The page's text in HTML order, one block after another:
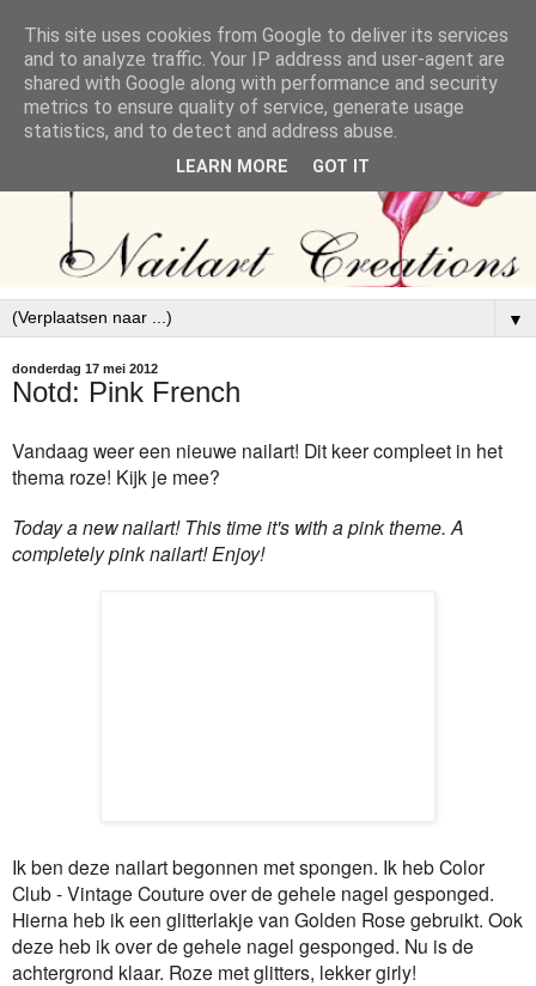
▼
donderdag 17 mei 2012
Notd: Pink French
Vandaag weer een nieuwe nailart! Dit keer compleet in het
thema roze! Kijk je mee?
Today a new nailart! This time it's with a pink theme. A
completely pink nailart! Enjoy!
Ik ben deze nailart begonnen met spongen. Ik heb Color
Club - Vintage Couture over de gehele nagel gesponged.
Hierna heb ik een glitterlakje van Golden Rose gebruikt. Ook
deze heb ik over de gehele nagel gesponged. Nu is de
achtergrond klaar. Roze met glitters, lekker girly!
This site uses cookies from Google to deliver its services
and to analyze traffic. Your IP address and user-agent are
shared with Google along with performance and security
metrics to ensure quality of service, generate usage
statistics, and to detect and address abuse.
LEARN MORE GOT IT